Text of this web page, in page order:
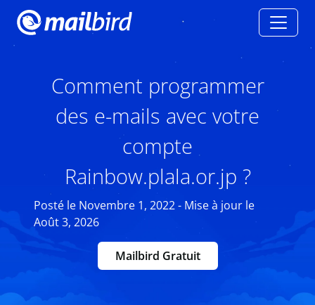
Comment programmer
des e-mails avec votre
compte
Rainbow.plala.or.jp ?
Posté le Novembre 1, 2022 - Mise à jour le
Août 3, 2026
Mailbird Gratuit